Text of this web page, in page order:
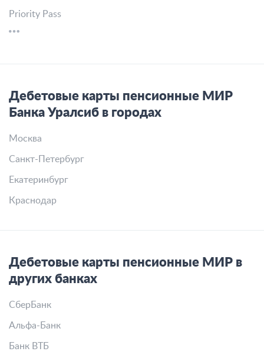
Priority Pass
Дебетовые карты пенсионные МИР
Банка Уралсиб в городах
Москва
Санкт-Петербург
Екатеринбург
Краснодар
Дебетовые карты пенсионные МИР в
других банках
СберБанк
Альфа-Банк
Банк ВТБ